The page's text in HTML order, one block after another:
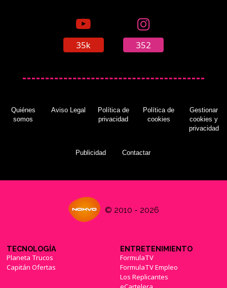
35k 352
Quiénes
somos
Aviso Legal
Política de
privacidad
Política de
cookies
Gestionar
cookies y
privacidad
Publicidad Contactar
© 2010 - 2026
TECNOLOGÍA
Planeta Trucos
Capitán Ofertas
ENTRETENIMIENTO
FormulaTV
FormulaTV Empleo
Los Replicantes